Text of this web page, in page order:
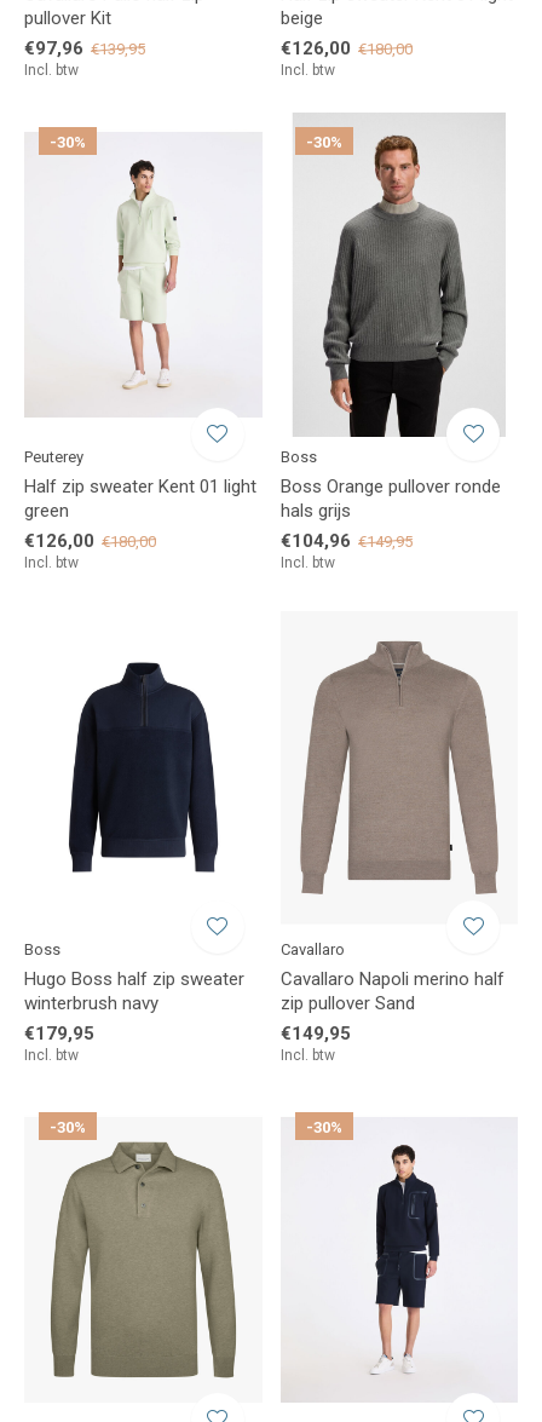
pullover Kit
€97,96 €139,95
Incl. btw
beige
€126,00 €180,00
Incl. btw
-30%
Peuterey
Half zip sweater Kent 01 light
green
€126,00 €180,00
Incl. btw
-30%
Boss
Boss Orange pullover ronde
hals grijs
€104,96 €149,95
Incl. btw
Boss
Hugo Boss half zip sweater
winterbrush navy
€179,95
Incl. btw
Cavallaro
Cavallaro Napoli merino half
zip pullover Sand
€149,95
Incl. btw
-30% -30%